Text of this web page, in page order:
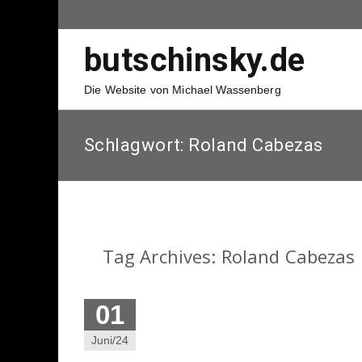
butschinsky.de
Die Website von Michael Wassenberg
Schlagwort: Roland Cabezas
Tag Archives: Roland Cabezas
01
Juni/24